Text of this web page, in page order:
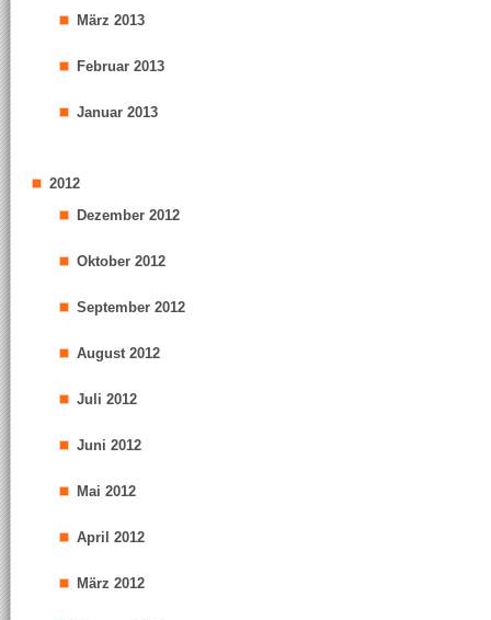
März 2013
Februar 2013
Januar 2013
2012
Dezember 2012
Oktober 2012
September 2012
August 2012
Juli 2012
Juni 2012
Mai 2012
April 2012
März 2012